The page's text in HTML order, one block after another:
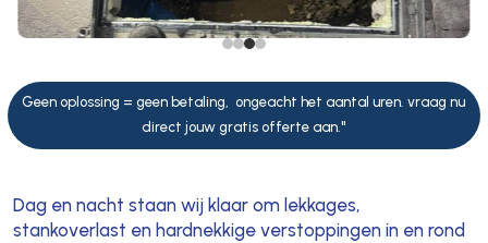
Geen oplossing = geen betaling, ongeacht het aantal uren. vraag nu
direct jouw gratis offerte aan."
Dag en nacht staan wij klaar om lekkages,
stankoverlast en hardnekkige verstoppingen in en rond